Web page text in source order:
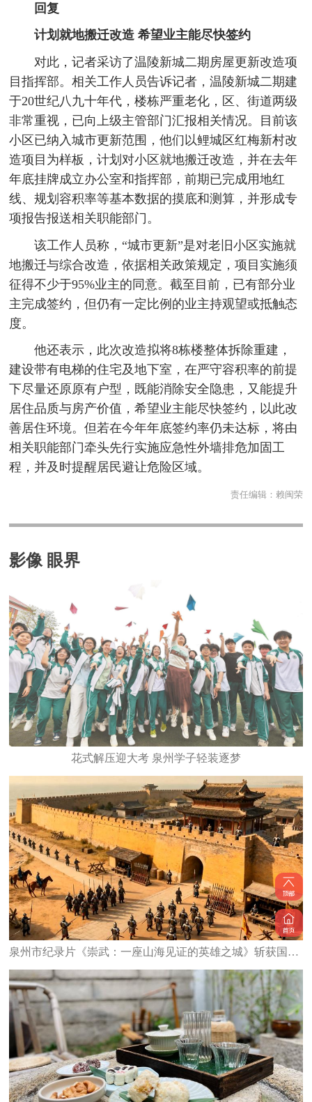
回复
计划就地搬迁改造 希望业主能尽快签约
对此，记者采访了温陵新城二期房屋更新改造项
目指挥部。相关工作人员告诉记者，温陵新城二期建
于20世纪八九十年代，楼栋严重老化，区、街道两级
非常重视，已向上级主管部门汇报相关情况。目前该
小区已纳入城市更新范围，他们以鲤城区红梅新村改
造项目为样板，计划对小区就地搬迁改造，并在去年
年底挂牌成立办公室和指挥部，前期已完成用地红
线、规划容积率等基本数据的摸底和测算，并形成专
项报告报送相关职能部门。
该工作人员称，“城市更新”是对老旧小区实施就
地搬迁与综合改造，依据相关政策规定，项目实施须
征得不少于95%业主的同意。截至目前，已有部分业
主完成签约，但仍有一定比例的业主持观望或抵触态
度。
他还表示，此次改造拟将8栋楼整体拆除重建，
建设带有电梯的住宅及地下室，在严守容积率的前提
下尽量还原原有户型，既能消除安全隐患，又能提升
居住品质与房产价值，希望业主能尽快签约，以此改
善居住环境。但若在今年年底签约率仍未达标，将由
相关职能部门牵头先行实施应急性外墙排危加固工
程，并及时提醒居民避让危险区域。
责任编辑： 赖闽荣
影像 眼界
花式解压迎大考 泉州学子轻装逐梦
泉州市纪录片《崇武：一座山海见证的英雄之城》斩获国家级大奖